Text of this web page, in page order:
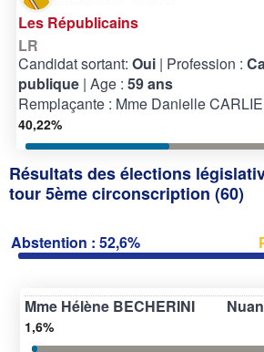
Les Républicains
LR
Candidat sortant: Oui | Profession :
publique | Age : 59 ans
Remplaçante : Mme Danielle
40,22%
Résultats des élections
tour 5ème circonscription (60)
Abstention : 52,6%
Mme Hélène BECHERINI
1,6%